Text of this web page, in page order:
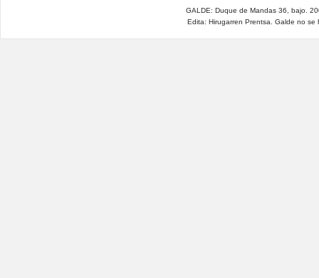
GALDE: Duque de Mandas 36, bajo.
Edita: Hirugarren Prentsa. Galde no